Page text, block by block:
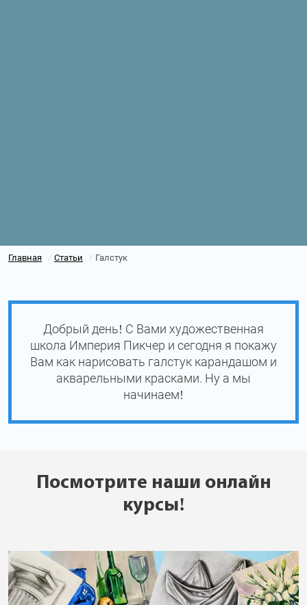
Главная / Статьи / Галстук
Добрый день! С Вами художественная
школа Империя Пикчер и сегодня я покажу
Вам как нарисовать галстук карандашом и
акварельными красками. Ну а мы
начинаем!
Посмотрите наши онлайн
курсы!